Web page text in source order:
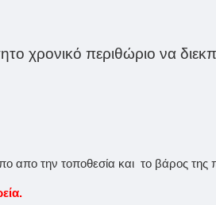
χρονικό περιθώριο να
απο την τοποθεσία και το βάρος της